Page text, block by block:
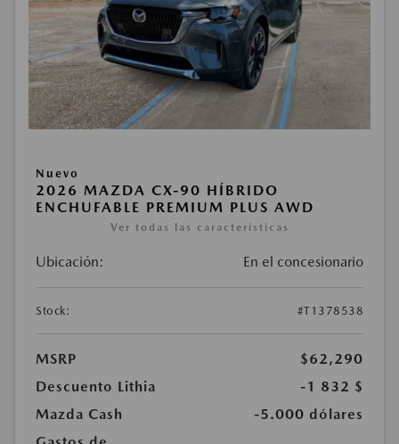
Nuevo
2026 MAZDA CX-90 HÍBRIDO
ENCHUFABLE PREMIUM PLUS AWD
Ver todas las características
Ubicación: En el concesionario
Stock: #T1378538
MSRP
$62,290
Descuento Lithia
-1 832 $
Mazda Cash
-5.000 dólares